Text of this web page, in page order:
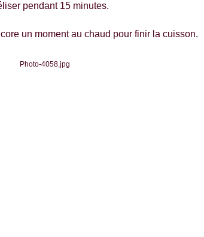
pendant 15 minutes.
un moment au chaud pour finir la cuisson.